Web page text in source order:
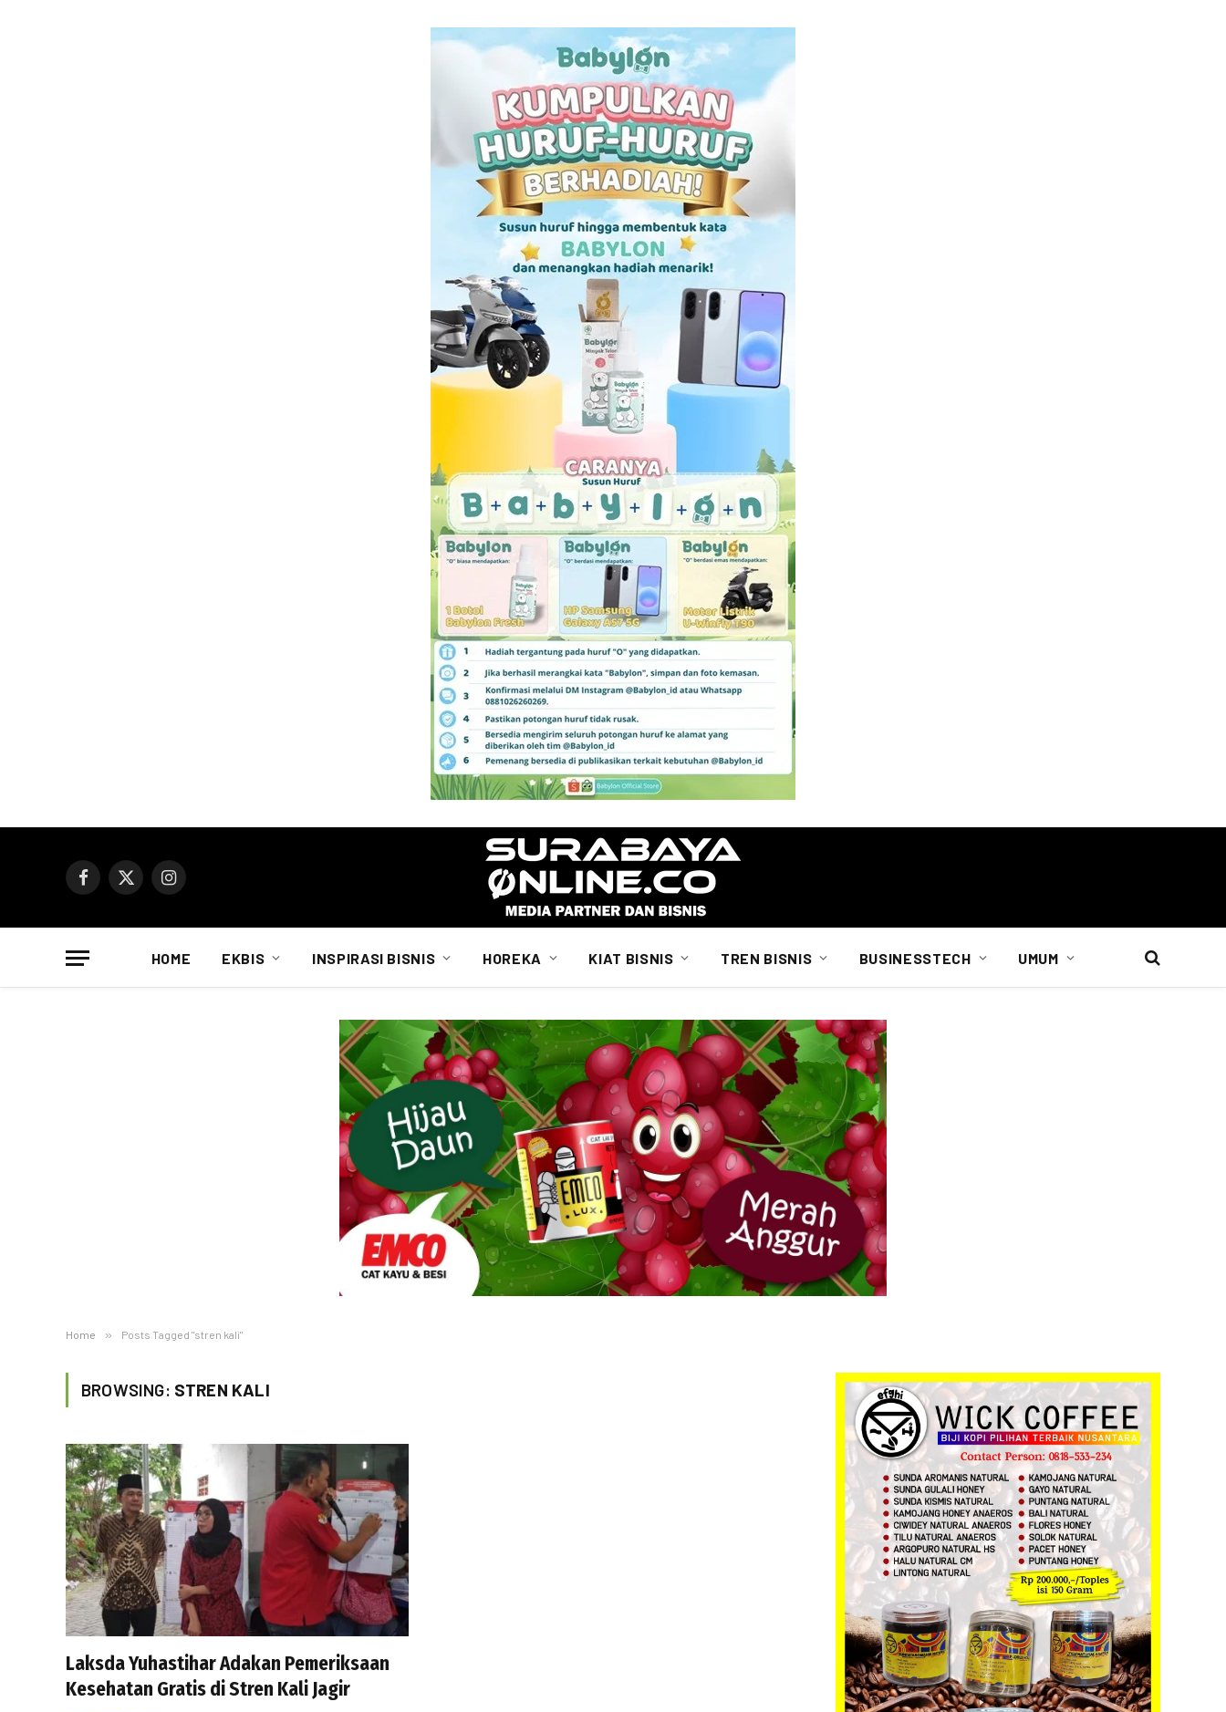
Facebook
X
Instagram
HOME EKBIS INSPIRASI BISNIS HOREKA KIAT BISNIS TREN BISNIS BUSINESSTECH UMUM
Home » Posts Tagged "stren kali"
BROWSING: STREN KALI
Laksda Yuhastihar Adakan Pemeriksaan
Kesehatan Gratis di Stren Kali Jagir